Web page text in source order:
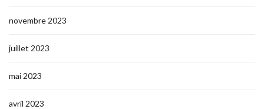
novembre 2023
juillet 2023
mai 2023
avril 2023